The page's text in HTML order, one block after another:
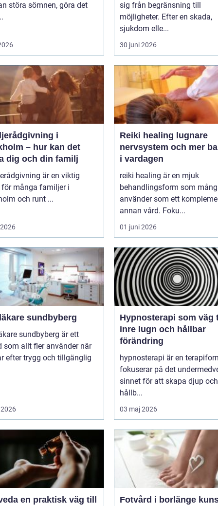
störa sömnen, göra det
sig från begränsning till
möjligheter. Efter en skada,
sjukdom elle...
30 juni 2026
i
– hur kan det
dig och din familj
är en viktig
för många familjer i
och runt ...
Reiki healing lugnare
nervsystem och mer
i vardagen
reiki healing är en mjuk
behandlingsform som
använder som ett
annan vård. Foku...
01 juni 2026
sundbyberg
sundbyberg är ett
som allt fler använder när
efter trygg och tillgänglig
Hypnosterapi som väg
inre lugn och hållbar
förändring
hypnosterapi är en
fokuserar på det
sinnet för att skapa djup och
hållb...
03 maj 2026
väg till
Fotvård i borlänge kunskap,